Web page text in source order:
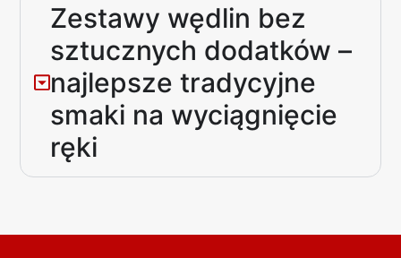
Zestawy wędlin bez
sztucznych dodatków –
najlepsze tradycyjne
smaki na wyciągnięcie
ręki